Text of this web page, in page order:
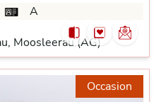
A
Moosleerau (AG)
Occasion